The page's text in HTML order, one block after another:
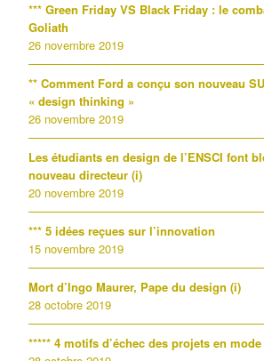
*** Green Friday VS Black Friday : le
Goliath
26 novembre 2019
** Comment Ford a conçu son nouveau
« design thinking »
26 novembre 2019
Les étudiants en design de l’ENSCI font
nouveau directeur (i)
20 novembre 2019
*** 5 idées reçues sur l’innovation
15 novembre 2019
Mort d’Ingo Maurer, Pape du design (i)
28 octobre 2019
***** 4 motifs d’échec des projets en